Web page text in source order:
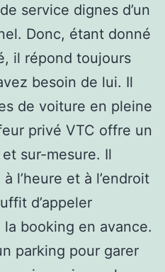
service dignes d’un
Donc, étant donné
il répond toujours
besoin de lui. Il
de voiture en pleine
privé VTC offre un
sur-mesure. Il
l’heure et à l’endroit
d’appeler
la booking en avance.
parking pour garer